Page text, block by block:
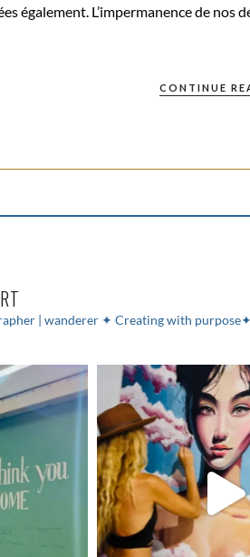
également. L’impermanence de
CONTINUE
| wanderer ✦ Creating with